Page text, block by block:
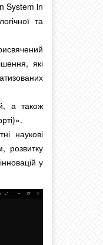
System in
та
які
а також
наукові
розвитку
у